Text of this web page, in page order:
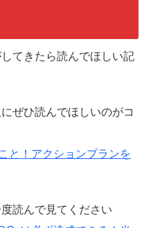
てきたら読んでほしい記
ぜひ読んでほしいのがコ
と！アクションプランを
読んで見てください